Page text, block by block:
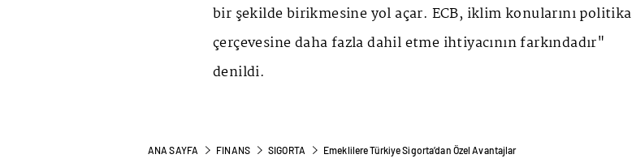
bir şekilde birikmesine yol açar. ECB, iklim konularını politika
çerçevesine daha fazla dahil etme ihtiyacının farkındadır"
denildi.
ANA SAYFA FINANS SIGORTA Emeklilere Türkiye Sigorta’dan Özel Avantajlar